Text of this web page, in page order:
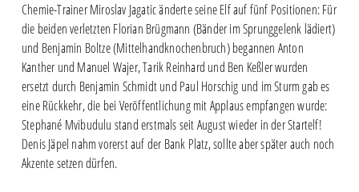
Chemie-Trainer Miroslav Jagatic änderte seine Elf auf fünf Positionen: Für
die beiden verletzten Florian Brügmann (Bänder im Sprunggelenk lädiert)
und Benjamin Boltze (Mittelhandknochenbruch) begannen Anton
Kanther und Manuel Wajer, Tarik Reinhard und Ben Keßler wurden
ersetzt durch Benjamin Schmidt und Paul Horschig und im Sturm gab es
eine Rückkehr, die bei Veröffentlichung mit Applaus empfangen wurde:
Stephané Mvibudulu stand erstmals seit August wieder in der Startelf!
Denis Jäpel nahm vorerst auf der Bank Platz, sollte aber später auch noch
Akzente setzen dürfen.